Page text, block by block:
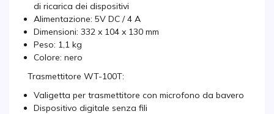
di ricarica dei dispositivi
Alimentazione: 5V DC / 4 A
Dimensioni: 332 x 104 x 130 mm
Peso: 1,1 kg
Colore: nero
Trasmettitore WT-100T:
Valigetta per trasmettitore con microfono da bavero
Dispositivo digitale senza fili